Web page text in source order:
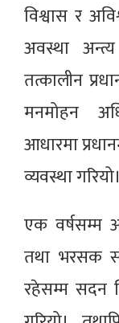
विश्वास र
अवस्था
तत्कालीन
मनमोहन
आधारमा
व्यवस्था गरियो।
एक वर्षसम्म
तथा भरसक
रहेसम्म सदन